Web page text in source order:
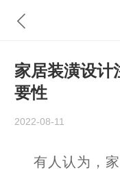
家居装潢设计
要性
2022-08-11
有人认为，